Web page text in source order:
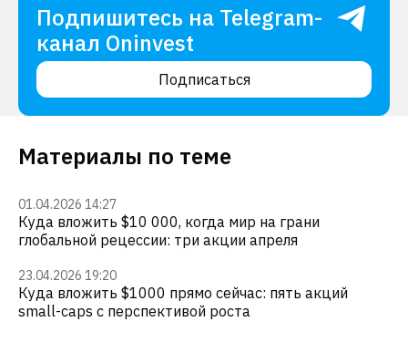
Подпишитесь на Telegram-
канал Oninvest
Подписаться
Материалы по теме
01.04.2026 14:27
Куда вложить $10 000, когда мир на грани
глобальной рецессии: три акции апреля
23.04.2026 19:20
Куда вложить $1000 прямо сейчас: пять акций
small-caps с перспективой роста